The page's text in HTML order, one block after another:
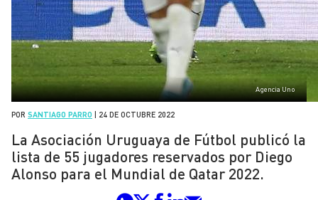
Agencia Uno
POR SANTIAGO PARRO 24 DE OCTUBRE 2022
La Asociación Uruguaya de Fútbol publicó la
lista de 55 jugadores reservados por Diego
Alonso para el Mundial de Qatar 2022.